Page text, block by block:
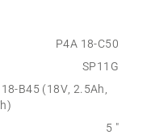
P4A 18-C50
SP11G
B45 (18V, 2.5Ah,
5 "